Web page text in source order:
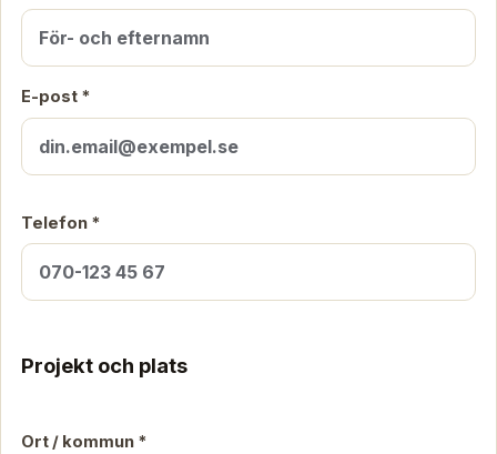
E-post *
Telefon *
Projekt och plats
Ort / kommun *